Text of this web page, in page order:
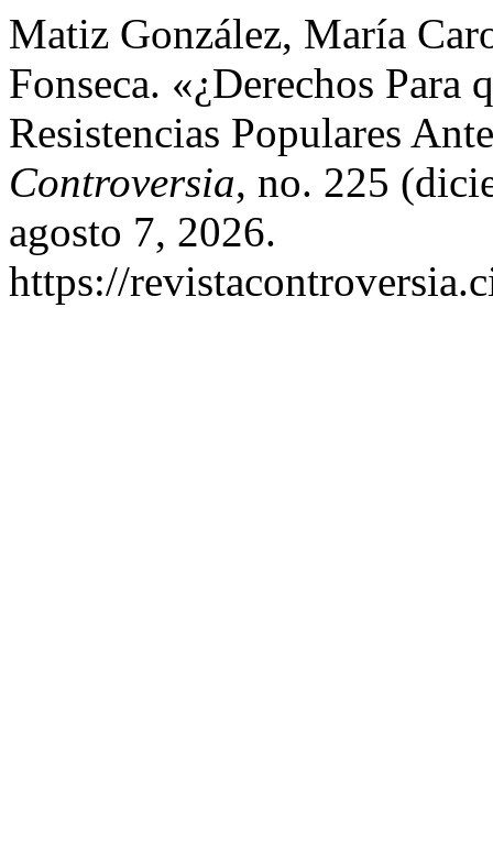
Matiz González, María
Fonseca. «¿Derechos
Resistencias Populares
Controversia, no. 225
agosto 7, 2026.
https://